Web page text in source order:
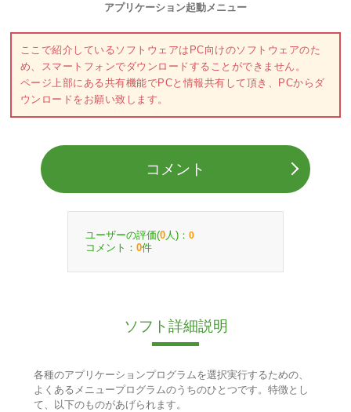
アプリケーション起動メニュー
ここで紹介しているソフトウェアはPC向けのソフトウェアのた
め、スマートフォンでダウンロードすることができません。
ページ上部にある共有機能でPCと情報共有して頂き、PCからダ
ウンロードをお願い致します。
コメント
ユーザーの評価(0 人)： 0
コメント： 0件
ソフト詳細説明
各種のアプリケーションプログラムを選択実行するための、
よくあるメニュープログラムのうちのひとつです。特徴とし
て、以下のものがあげられます。